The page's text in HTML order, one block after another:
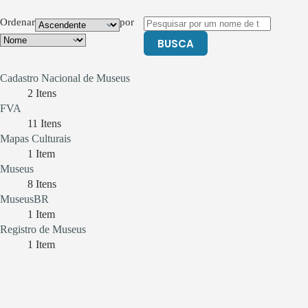
Ordenar por
BUSCA
Cadastro Nacional de Museus
2 Itens
FVA
11 Itens
Mapas Culturais
1 Item
Museus
8 Itens
MuseusBR
1 Item
Registro de Museus
1 Item